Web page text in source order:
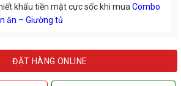
khấu tiền mặt cực sốc khi muaCombo
ăn – Giường tủ
ĐẶT HÀNG ONLINE